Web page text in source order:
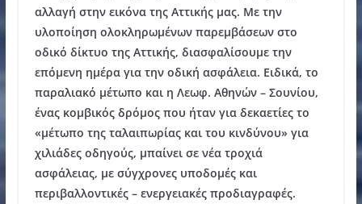
αλλαγή στην εικόνα της Αττικής μας. Με την
υλοποίηση ολοκληρωμένων παρεμβάσεων στο
οδικό δίκτυο της Αττικής, διασφαλίσουμε την
επόμενη ημέρα για την οδική ασφάλεια. Ειδικά, το
παραλιακό μέτωπο και η Λεωφ. Αθηνών – Σουνίου,
ένας κομβικός δρόμος που ήταν για δεκαετίες το
«μέτωπο της ταλαιπωρίας και του κινδύνου» για
χιλιάδες οδηγούς, μπαίνει σε νέα τροχιά
ασφάλειας, με σύγχρονες υποδομές και
περιβαλλοντικές – ενεργειακές προδιαγραφές.